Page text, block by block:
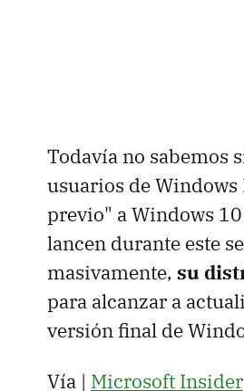
Todavía no sabemos
usuarios de Windows
previo" a Windows
lancen durante este
masivamente, su
para alcanzar a
versión final de
Vía | Microsoft Insider